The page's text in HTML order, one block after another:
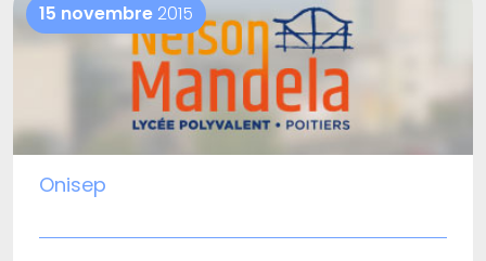
15 novembre 2015
Onisep